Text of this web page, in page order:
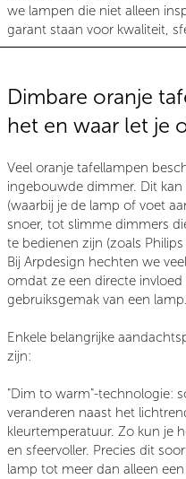
we lampen die niet alleen
garant staan voor kwaliteit,
Dimbare oranje
het en waar let je
Veel oranje tafellampen
ingebouwde dimmer. Dit
(waarbij je de lamp of voet
snoer, tot slimme dimmers
te bedienen zijn (zoals
Bij Arpdesign hechten we
omdat ze een directe
gebruiksgemak van een lamp.
Enkele belangrijke
zijn:
"Dim to warm"-technologie:
veranderen naast het
kleurtemperatuur. Zo kun je
en sfeervoller. Precies dit
lamp tot meer dan alleen